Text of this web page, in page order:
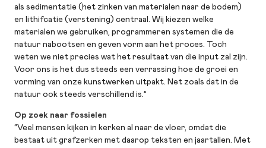
als sedimentatie (het zinken van materialen naar de bodem)
en lithifcatie (verstening) centraal. Wij kiezen welke
materialen we gebruiken, programmeren systemen die de
natuur nabootsen en geven vorm aan het proces. Toch
weten we niet precies wat het resultaat van die input zal zijn.
Voor ons is het dus steeds een verrassing hoe de groei en
vorming van onze kunstwerken uitpakt. Net zoals dat in de
natuur ook steeds verschillend is.”
Op zoek naar fossielen
“Veel mensen kijken in kerken al naar de vloer, omdat die
bestaat uit grafzerken met daarop teksten en jaartallen. Met